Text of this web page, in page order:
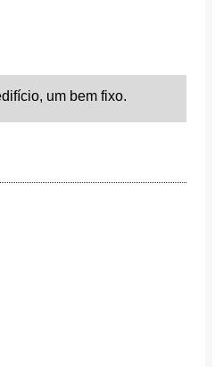
um bem fixo.